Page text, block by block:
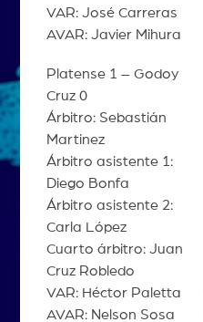
VAR: José Carreras
AVAR: Javier Mihura
Platense 1 – Godoy
Cruz 0
Árbitro: Sebastián
Martinez
Árbitro asistente 1:
Diego Bonfa
Árbitro asistente 2:
Carla López
Cuarto árbitro: Juan
Cruz Robledo
VAR: Héctor Paletta
AVAR: Nelson Sosa